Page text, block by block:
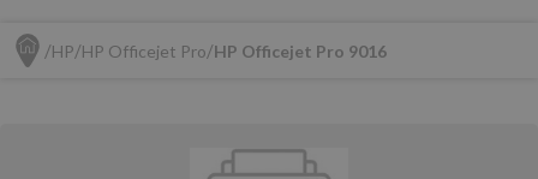
HP HP Officejet Pro HP Officejet Pro 9016